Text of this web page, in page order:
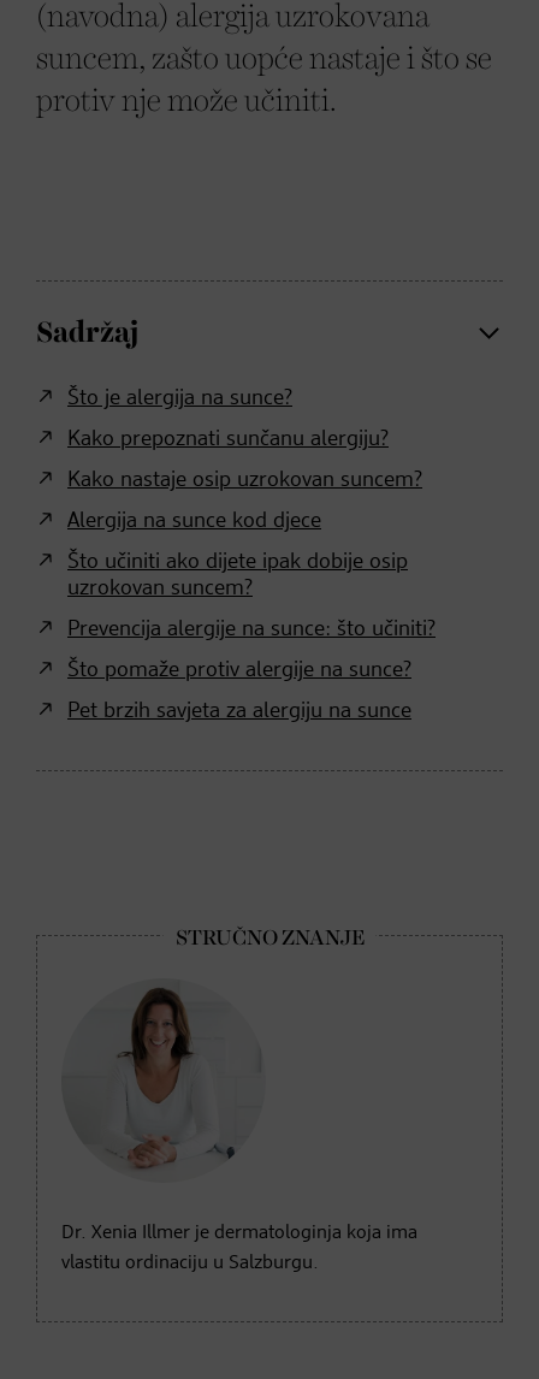
(navodna) alergija uzrokovana
suncem, zašto uopće nastaje i što se
protiv nje može učiniti.
Sadržaj
Što je alergija na sunce?
Kako prepoznati sunčanu alergiju?
Kako nastaje osip uzrokovan suncem?
Alergija na sunce kod djece
Što učiniti ako dijete ipak dobije osip
uzrokovan suncem?
Prevencija alergije na sunce: što učiniti?
Što pomaže protiv alergije na sunce?
Pet brzih savjeta za alergiju na sunce
Dr. Xenia Illmer je dermatologinja koja ima
vlastitu ordinaciju u Salzburgu.